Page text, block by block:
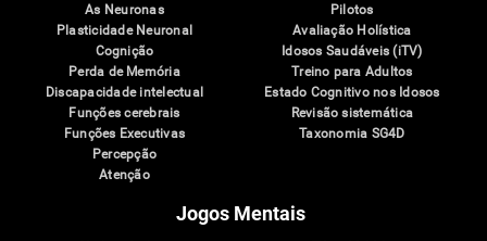
As Neuronas
Plasticidade Neuronal
Cognição
Perda de Memória
Discapacidade intelectual
Funções cerebrais
Funções Executivas
Percepção
Atenção
Pilotos
Avaliação Holística
Idosos Saudáveis (iTV)
Treino para Adultos
Estado Cognitivo nos Idosos
Revisão sistemática
Taxonomia SG4D
Jogos Mentais